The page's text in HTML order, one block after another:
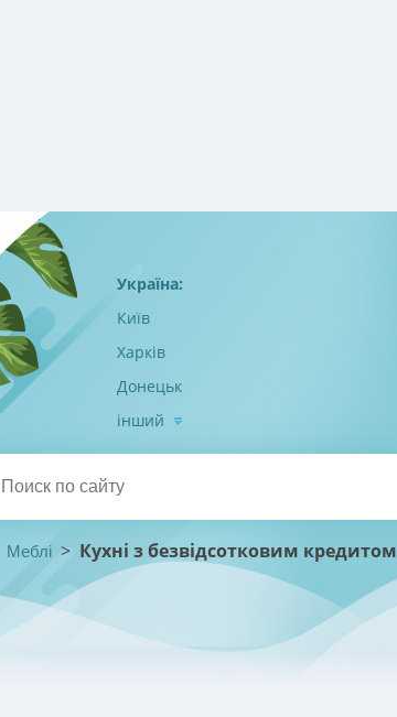
Україна:
Київ
Харків
Донецьк
інший
Меблі > Кухні з безвідсотковим кредитом